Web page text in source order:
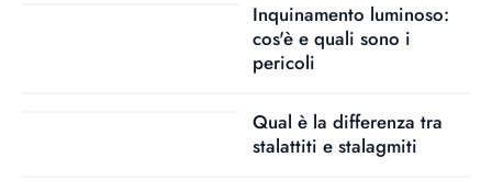
Inquinamento luminoso:
cos'è e quali sono i
pericoli
Qual è la differenza tra
stalattiti e stalagmiti